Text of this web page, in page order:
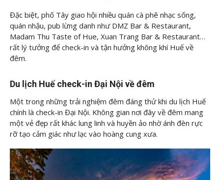
Đặc biệt, phố Tây giao hội nhiều quán cà phê nhạc sống,
quán nhậu, pub lừng danh như DMZ Bar & Restaurant,
Madam Thu Taste of Hue, Xuan Trang Bar & Restaurant…
rất lý tưởng để check-in và tận hưởng không khí Huế về
đêm.
Du lịch Huế check-in Đại Nội về đêm
Một trong những trải nghiệm đêm đáng thử khi du lịch Huế
chính là check-in Đại Nội. Không gian nơi đây về đêm mang
một vẻ đẹp rất khác lung linh và huyền ảo nhờ ánh đèn rực
rỡ tạo cảm giác như lạc vào hoàng cung xưa.